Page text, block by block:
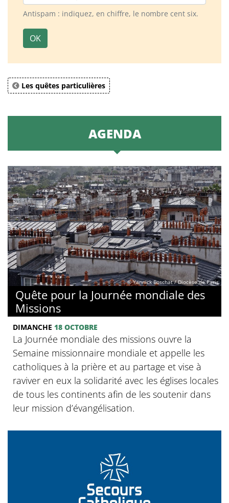
Antispam : indiquez, en chiffre, le nombre cent six.
OK
Les quêtes particulières
AGENDA
© Yannick Boschat / Diocèse de Paris
Quête pour la Journée mondiale des
Missions
DIMANCHE 18 OCTOBRE
La Journée mondiale des missions ouvre la
Semaine missionnaire mondiale et appelle les
catholiques à la prière et au partage et vise à
raviver en eux la solidarité avec les églises locales
de tous les continents afin de les soutenir dans
leur mission d’évangélisation.